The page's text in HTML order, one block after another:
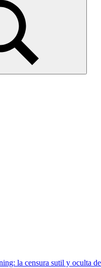
Buscar
la censura sutil y oculta